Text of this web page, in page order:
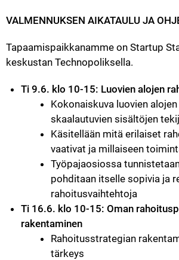
VALMENNUKSEN AIKATAULU JA
Tapaamispaikkanamme on Startup
keskustan Technopoliksella.
Ti 9.6. klo 10-15: Luovien alojen
Kokonaiskuva luovien
skaalautuvien sisältöjen
Käsitellään mitä erilaiset
vaativat ja millaiseen
Työpajaosiossa
pohditaan itselle sopivia ja
rahoitusvaihtehtoja
Ti 16.6. klo 10-15: Oman
rakentaminen
Rahoitusstrategian
tärkeys